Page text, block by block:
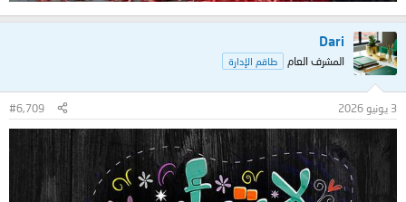
Dari
المشرف العام طاقم الإدارة
3 يونيو 2026 #6,709